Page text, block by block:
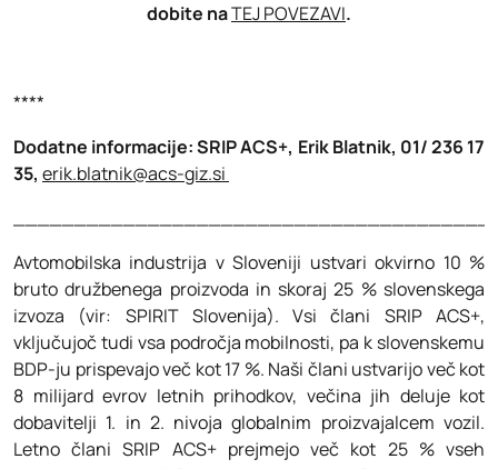
dobite naTEJ POVEZAVI.
****
Dodatne informacije: SRIP ACS+, Erik Blatnik, 01/ 236 17
35, erik.blatnik@acs-giz.si
Avtomobilska industrija v Sloveniji ustvari okvirno 10 %
bruto družbenega proizvoda in skoraj 25 % slovenskega
izvoza (vir: SPIRIT Slovenija). Vsi člani SRIP ACS+,
vključujoč tudi vsa področja mobilnosti, pa k slovenskemu
BDP-ju prispevajo več kot 17 %. Naši člani ustvarijo več kot
8 milijard evrov letnih prihodkov, večina jih deluje kot
dobavitelji 1. in 2. nivoja globalnim proizvajalcem vozil.
Letno člani SRIP ACS+ prejmejo več kot 25 % vseh